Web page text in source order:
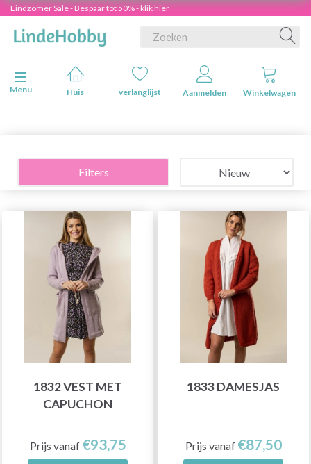
Eindzomer Sale - Bespaar tot 50% - klik hier
Navigatie in-/uitschakelen
Menu
Huis verlanglijst Aanmelden Winkelwagen
Filters
1832 VEST MET
CAPUCHON
Prijs vanaf €93,75
1833 DAMESJAS
Prijs vanaf €87,50